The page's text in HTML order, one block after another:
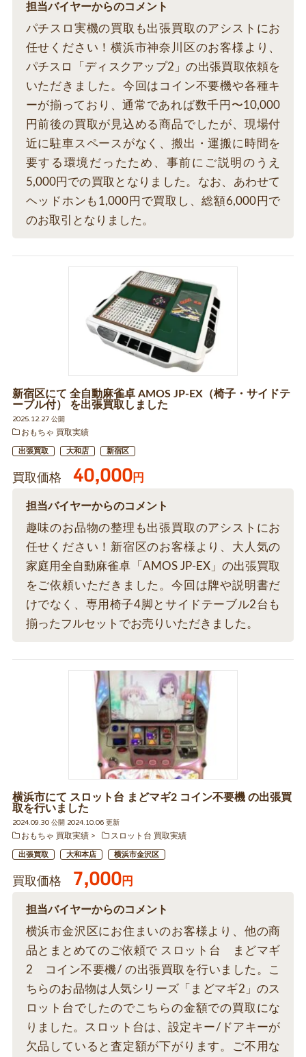
担当バイヤーからのコメント
パチスロ実機の買取も出張買取のアシストにお
任せください！横浜市神奈川区のお客様より、
パチスロ「ディスクアップ2」の出張買取依頼を
いただきました。今回はコイン不要機や各種キ
ーが揃っており、通常であれば数千円〜10,000
円前後の買取が見込める商品でしたが、現場付
近に駐車スペースがなく、搬出・運搬に時間を
要する環境だったため、事前にご説明のうえ
5,000円での買取となりました。なお、あわせて
ヘッドホンも1,000円で買取し、総額6,000円で
のお取引となりました。
新宿区にて 全自動麻雀卓 AMOS JP-EX（椅子・サイドテ
ーブル付） を出張買取しました
2025.12.27 公開
おもちゃ 買取実績
出張買取 大和店 新宿区
買取価格 40,000円
担当バイヤーからのコメント
趣味のお品物の整理も出張買取のアシストにお
任せください！新宿区のお客様より、大人気の
家庭用全自動麻雀卓「AMOS JP-EX」の出張買取
をご依頼いただきました。今回は牌や説明書だ
けでなく、専用椅子4脚とサイドテーブル2台も
揃ったフルセットでお売りいただきました。
横浜市にて スロット台 まどマギ2 コイン不要機 の出張買
取を行いました
2024.09.30 公開 2024.10.06 更新
おもちゃ 買取実績
スロット台 買取実績
出張買取 大和本店 横浜市金沢区
買取価格 7,000円
担当バイヤーからのコメント
横浜市金沢区にお住まいのお客様より、他の商
品とまとめてのご依頼で スロット台 まどマギ
2 コイン不要機/ の出張買取を行いました。こ
ちらのお品物は人気シリーズ「まどマギ2」のス
ロット台でしたのでこちらの金額での買取にな
りました。スロット台は、設定キー/ドアキーが
欠品していると査定額が下がります。ご不用な